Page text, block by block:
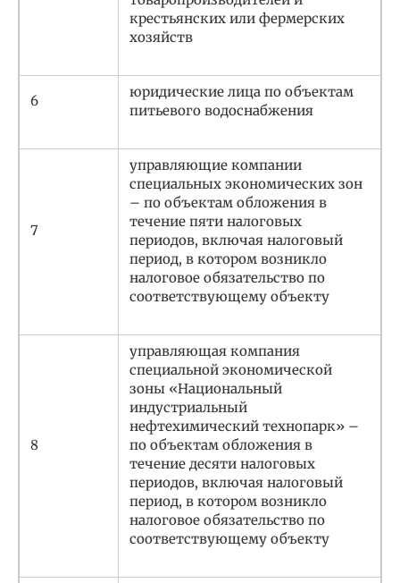
крестьянских или фермерских
хозяйств
6
юридические лица по объектам
питьевого водоснабжения
7
управляющие компании
специальных экономических зон
– по объектам обложения в
течение пяти налоговых
периодов, включая налоговый
период, в котором возникло
налоговое обязательство по
соответствующему объекту
8
управляющая компания
специальной экономической
зоны «Национальный
индустриальный
нефтехимический технопарк» –
по объектам обложения в
течение десяти налоговых
периодов, включая налоговый
период, в котором возникло
налоговое обязательство по
соответствующему объекту